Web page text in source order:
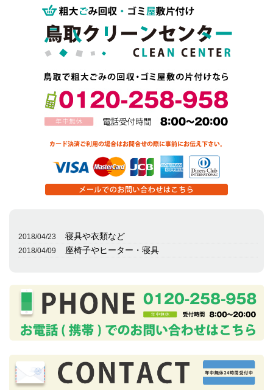
2018/04/23 寝具や衣類など
2018/04/09 座椅子やヒーター・寝具